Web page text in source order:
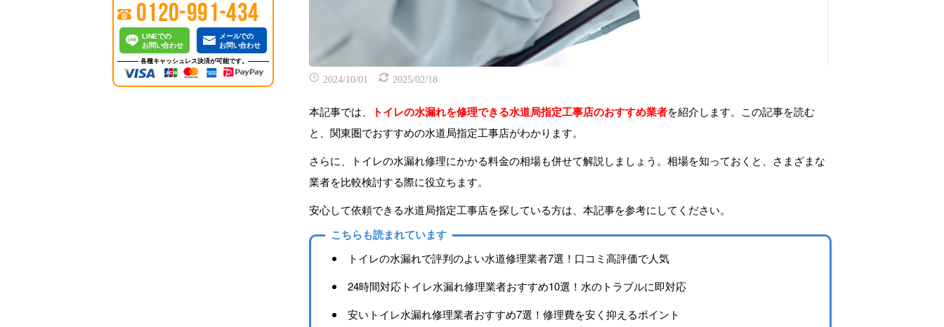
0120-991-434
LINEでの
お問い合わせ
メールでの
お問い合わせ
各種キャッシュレス決済が可能です。
2024/10/01 2025/02/18
本記事では、 トイレの水漏れを修理できる水道局指定工事店のおすすめ業者を紹介します。この記事を読む
と、関東圏でおすすめの水道局指定工事店がわかります。
さらに、トイレの水漏れ修理にかかる料金の相場も併せて解説しましょう。相場を知っておくと、さまざまな
業者を比較検討する際に役立ちます。
安心して依頼できる水道局指定工事店を探している方は、本記事を参考にしてください。
こちらも読まれています
トイレの水漏れで評判のよい水道修理業者7選！口コミ高評価で人気
24時間対応トイレ水漏れ修理業者おすすめ10選！水のトラブルに即対応
安いトイレ水漏れ修理業者おすすめ7選！修理費を安く抑えるポイント